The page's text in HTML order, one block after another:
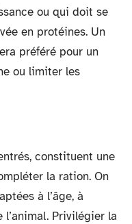
ou qui doit se
en protéines. Un
préféré pour un
ou limiter les
constituent une
la ration. On
à l’âge, à
l’animal. Privilégier la